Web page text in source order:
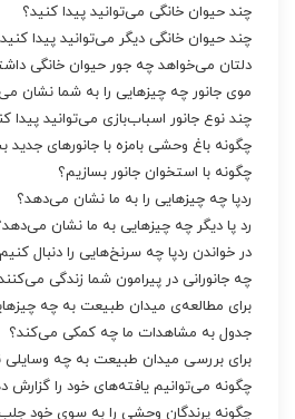
چند حیوان خانگی می‌توانید پیدا کنید؟
چند حیوان خانگی دیگر می‌توانید پیدا
دلتان می‌خواهد چه جور حیوان خانگی
موی جانور چه چیزهایی را به شما نشان
چند نوع جانور اسباب‌بازی می‌توانید پیدا
چگونه باغ وحشی بامزه با جانورهای جدید
چگونه با استخوان جانور بسازیم؟
ردپا چه چیزهایی را به ما نشان می‌دهد؟
رد پا دیگر چه چیزهایی به ما نشان
در خواندن ردپا چه سرنخ‌هایی را دنبال
چه جانورانی در پیرامون شما زندگی
برای مطالعه‌ی میدان طبیعت به چه
جدول به مشاهدات ما چه کمکی می‌کند؟
برای بررسی میدان طبیعت به چه وسایلی
چگونه می‌توانیم یافته‌های خود را گزارش
چگونه پرندگان وحشی را به سوی خود